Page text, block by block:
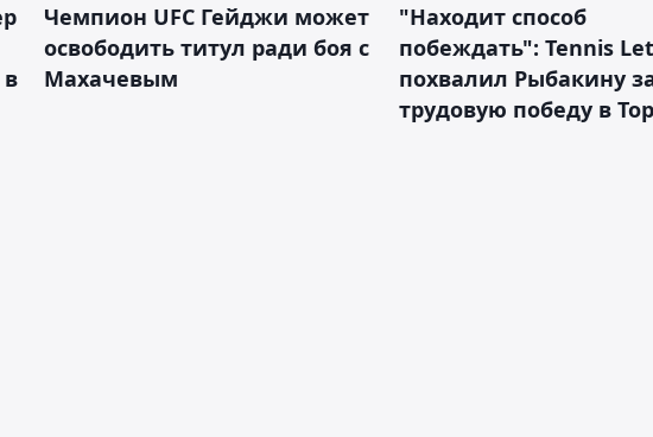
Чемпион UFC Гейджи может
освободить титул ради боя с
Махачевым
"Находит способ
побеждать": Tennis
похвалил Рыбакину
трудовую победу в